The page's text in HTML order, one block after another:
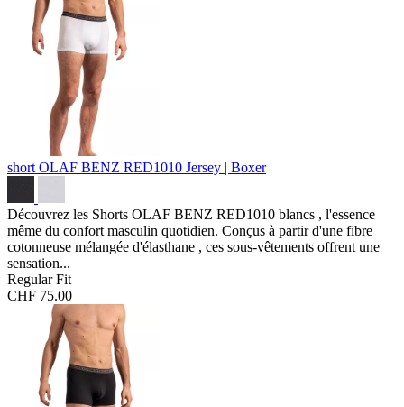
short OLAF BENZ RED1010 Jersey | Boxer
Découvrez les Shorts OLAF BENZ RED1010 blancs , l'essence
même du confort masculin quotidien. Conçus à partir d'une fibre
cotonneuse mélangée d'élasthane , ces sous-vêtements offrent une
sensation...
Regular Fit
CHF 75.00